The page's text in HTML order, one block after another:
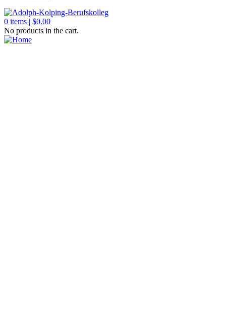
0 items | $0.00
No products in the cart.